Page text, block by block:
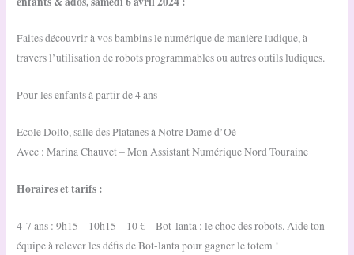
Faites découvrir à vos bambins le numérique de manière ludique, à
travers l’utilisation de robots programmables ou autres outils ludiques.
Pour les enfants à partir de 4 ans
Ecole Dolto, salle des Platanes à Notre Dame d’Oé
Avec : Marina Chauvet – Mon Assistant Numérique Nord Touraine
Horaires et tarifs :
4-7 ans : 9h15 – 10h15 – 10 € – Bot-lanta : le choc des robots. Aide ton
équipe à relever les défis de Bot-lanta pour gagner le totem !